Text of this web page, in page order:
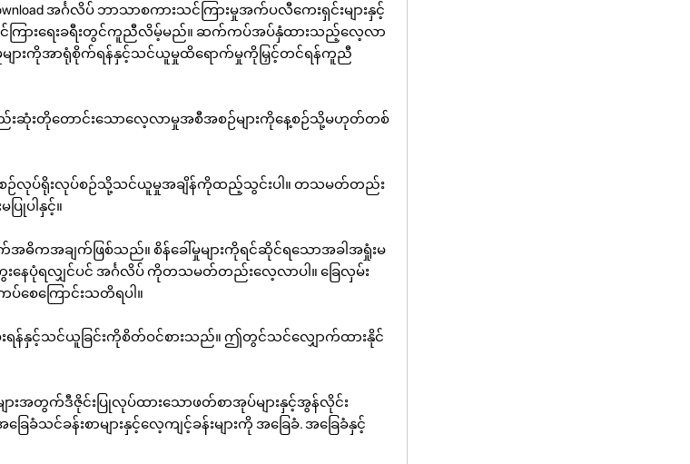
အင်္ဂလိပ် ဘာသာစကားသင်ကြားမှုအက်ပလီကေးရှင်းများနှင့်
ကြားရေးခရီးတွင်ကူညီလိမ့်မည်။ ဆက်ကပ်အပ်နှံထားသည့်လေ့လာ
ျားကိုအာရုံစိုက်ရန်နှင့်သင်ယူမှုထိရောက်မှုကိုမြှင့်တင်ရန်ကူညီ
ဆုံးတိုတောင်းသောလေ့လာမှုအစီအစဉ်များကိုနေ့စဉ်သို့မဟုတ်တစ်
စဉ်လုပ်ရိုးလုပ်စဉ်သို့သင်ယူမှုအချိန်ကိုထည့်သွင်းပါ။ တသမတ်တည်း
ြုပါနှင့်။
ဓိကအချက်ဖြစ်သည်။ စိန်ခေါ်မှုများကိုရင်ဆိုင်ရသောအခါအရှုံးမ
းနေပုံရလျှင်ပင် အင်္ဂလိပ် ကိုတသမတ်တည်းလေ့လာပါ။ ခြေလှမ်း
ေကြောင်းသတိရပါ။
းရန်နှင့်သင်ယူခြင်းကိုစိတ်ဝင်စားသည်။ ဤတွင်သင်လျှောက်ထားနိုင်
ားအတွက်ဒီဇိုင်းပြုလုပ်ထားသောဖတ်စာအုပ်များနှင့်အွန်လိုင်း
ခံသင်ခန်းစာများနှင့်လေ့ကျင့်ခန်းများကို အခြေခံ. အခြေခံနှင့်